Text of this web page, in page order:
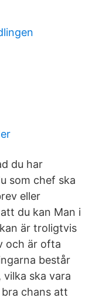
du har
som chef ska
eller
du kan Man i
är troligtvis
och är ofta
består
ska vara
chans att